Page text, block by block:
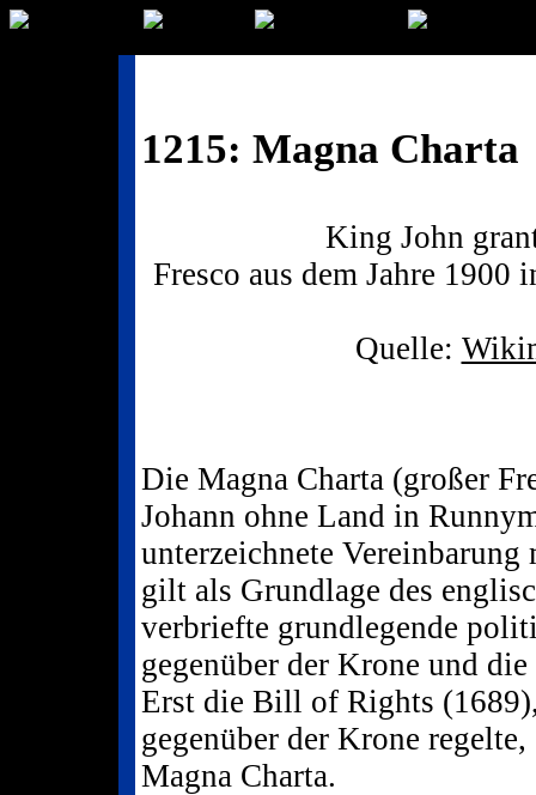
1215: Magna Charta
King John
Fresco aus dem Jahre
Quelle:
Die Magna Charta (großer
Johann ohne Land in
unterzeichnete
gilt als Grundlage des
verbriefte grundlegende
gegenüber der Krone und
Erst die Bill of Rights
gegenüber der Krone
Magna Charta.